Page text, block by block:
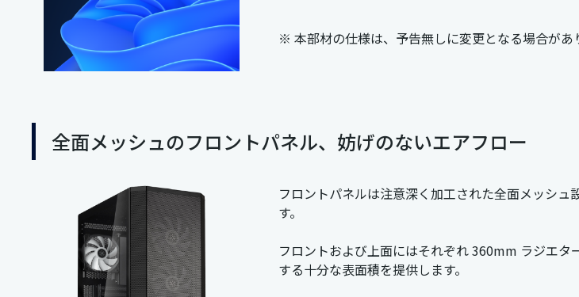
※ 本部材の仕様は、予告無しに変更となる場合があ
全面メッシュのフロントパネル、妨げのないエアフロー
フロントパネルは注意深く加工された全面メッシ
す。
フロントおよび上面にはそれぞれ 360mm ラジエタ
する十分な表面積を提供します。